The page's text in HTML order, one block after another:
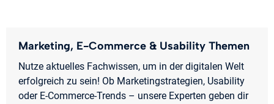
Marketing, E-Commerce & Usability Themen
Nutze aktuelles Fachwissen, um in der digitalen Welt
erfolgreich zu sein! Ob Marketingstrategien, Usability
oder E-Commerce-Trends – unsere Experten geben dir